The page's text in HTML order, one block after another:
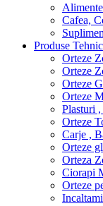
Cafea,
Produse
Orteze
Orteze
Orteze
Orteze
Plasturi
Orteze
Carje ,
Orteze
Orteza
Ciorapi
Orteze